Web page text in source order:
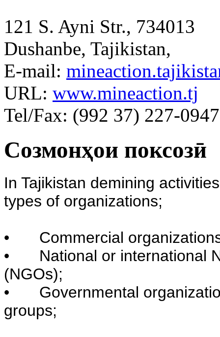
121 S. Ayni Str., 734013
Dushanbe, Tajikistan,
E-mail:
URL: www.mineaction.tj
Tel/Fax: (992 37) 227-
Созмонҳои поксозӣ
In Tajikistan demining
types of organizations;
•
Commercial
•
National or international
(NGOs);
•
Governmental
groups;